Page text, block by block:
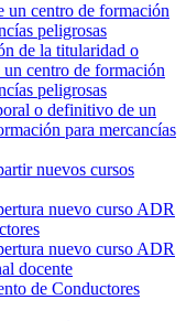
un centro de formación
peligrosas
de la titularidad o
un centro de formación
peligrosas
o definitivo de un
para mercancías
nuevos cursos
nuevo curso ADR
nuevo curso ADR
docente
de Conductores